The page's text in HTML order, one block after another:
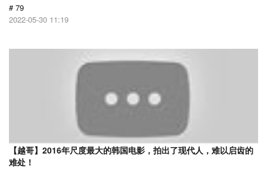
# 79
2022-05-30 11:19
【越哥】2016年尺度最大的韩国电影，拍出了现代人，难以启齿的
难处！